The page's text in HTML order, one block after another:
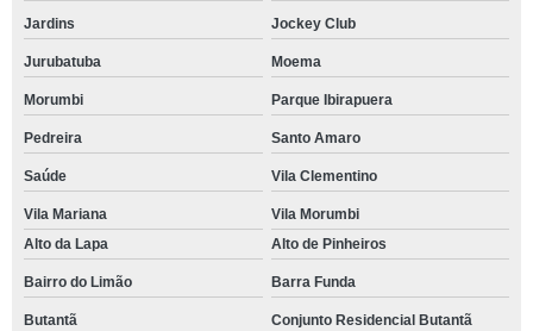
Jardins Jockey Club
Jurubatuba Moema
Morumbi Parque Ibirapuera
Pedreira Santo Amaro
Saúde Vila Clementino
Vila Mariana
Vila Morumbi
Alto da Lapa
Alto de Pinheiros
Bairro do Limão Barra Funda
Butantã Conjunto Residencial Butantã